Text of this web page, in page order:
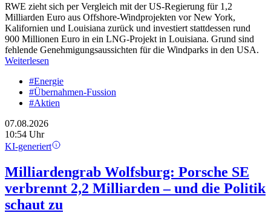
RWE zieht sich per Vergleich mit der US-Regierung für 1,2
Milliarden Euro aus Offshore-Windprojekten vor New York,
Kalifornien und Louisiana zurück und investiert stattdessen rund
900 Millionen Euro in ein LNG-Projekt in Louisiana. Grund sind
fehlende Genehmigungsaussichten für die Windparks in den USA.
Weiterlesen
#Energie
#Übernahmen-Fussion
#Aktien
07.08.2026
10:54 Uhr
KI-generiert
Milliardengrab Wolfsburg: Porsche SE
verbrennt 2,2 Milliarden – und die Politik
schaut zu